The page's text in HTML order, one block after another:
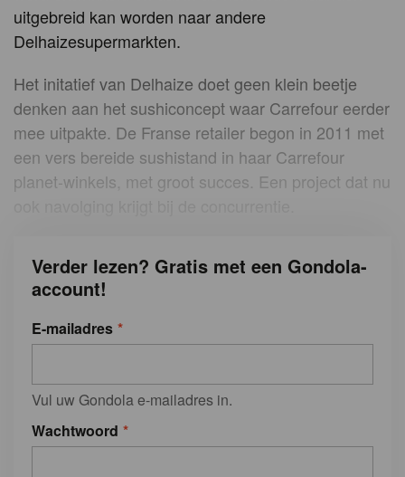
uitgebreid kan worden naar andere
Delhaizesupermarkten.
Het initatief van Delhaize doet geen klein beetje
denken aan het sushiconcept waar Carrefour eerder
mee uitpakte. De Franse retailer begon in 2011 met
een vers bereide sushistand in haar Carrefour
planet-winkels, met groot succes. Een project dat nu
Verder lezen? Gratis met een Gondola-
account!
E-mailadres
Vul uw Gondola e-mailadres in.
Wachtwoord